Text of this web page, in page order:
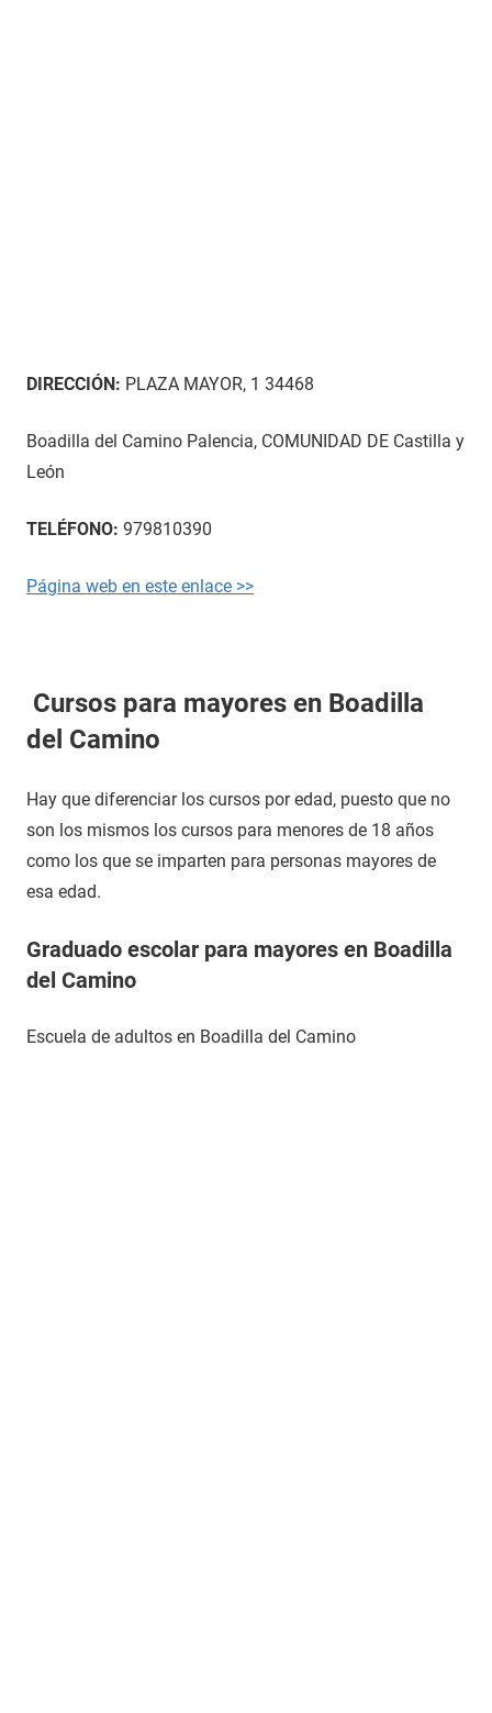
DIRECCIÓN: PLAZA MAYOR, 1 34468
Boadilla del Camino Palencia, COMUNIDAD DE Castilla y
León
TELÉFONO: 979810390
Página web en este enlace >>
Cursos para mayores en Boadilla
del Camino
Hay que diferenciar los cursos por edad, puesto que no
son los mismos los cursos para menores de 18 años
como los que se imparten para personas mayores de
esa edad.
Graduado escolar para mayores en Boadilla
del Camino
Escuela de adultos en Boadilla del Camino